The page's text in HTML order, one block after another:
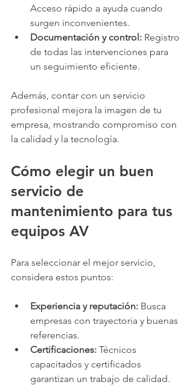
Acceso rápido a ayuda cuando
surgen inconvenientes.
Documentación y control: Registro
de todas las intervenciones para
un seguimiento eficiente.
Además, contar con un servicio
profesional mejora la imagen de tu
empresa, mostrando compromiso con
la calidad y la tecnología.
Cómo elegir un buen
servicio de
mantenimiento para tus
equipos AV
Para seleccionar el mejor servicio,
considera estos puntos:
Experiencia y reputación: Busca
empresas con trayectoria y buenas
referencias.
Certificaciones: Técnicos
capacitados y certificados
garantizan un trabajo de calidad.